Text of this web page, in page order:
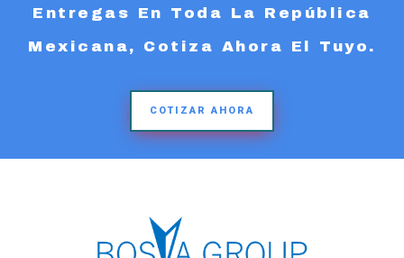
Entregas En Toda La República
Mexicana, Cotiza Ahora El Tuyo.
COTIZAR AHORA